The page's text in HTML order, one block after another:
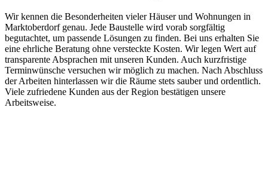
Wir kennen die Besonderheiten vieler Häuser und Wohnungen in
Marktoberdorf genau. Jede Baustelle wird vorab sorgfältig
begutachtet, um passende Lösungen zu finden. Bei uns erhalten Sie
eine ehrliche Beratung ohne versteckte Kosten. Wir legen Wert auf
transparente Absprachen mit unseren Kunden. Auch kurzfristige
Terminwünsche versuchen wir möglich zu machen. Nach Abschluss
der Arbeiten hinterlassen wir die Räume stets sauber und ordentlich.
Viele zufriedene Kunden aus der Region bestätigen unsere
Arbeitsweise.